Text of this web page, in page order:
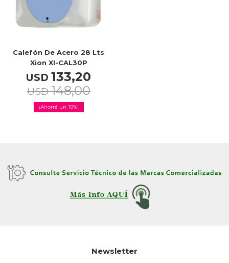
Calefón De Acero 28 Lts
Xion XI-CAL30P
USD 133,20
USD 148,00
10
Newsletter
Climatización
TV & Audio
Baño